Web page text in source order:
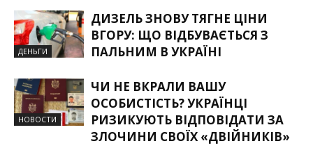
ДЕНЬГИ
ДИЗЕЛЬ ЗНОВУ ТЯГНЕ ЦІНИ
ВГОРУ: ЩО ВІДБУВАЄТЬСЯ З
ПАЛЬНИМ В УКРАЇНІ
НОВОСТИ
ЧИ НЕ ВКРАЛИ ВАШУ
ОСОБИСТІСТЬ? УКРАЇНЦІ
РИЗИКУЮТЬ ВІДПОВІДАТИ ЗА
ЗЛОЧИНИ СВОЇХ «ДВІЙНИКІВ»